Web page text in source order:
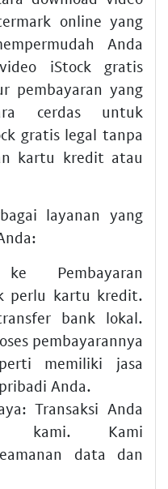
online yang
Anda
iStock gratis
pembayaran yang
cerdas untuk
gratis legal tanpa
kartu kredit atau
layanan yang
Pembayaran
perlu kartu kredit.
bank lokal.
pembayarannya
memiliki jasa
Anda.
Transaksi Anda
kami. Kami
data dan